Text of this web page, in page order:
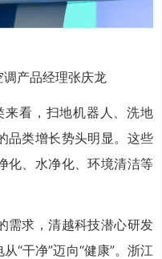
产品经理张庆龙
看，扫地机器人、洗地
品类增长势头明显。这些
化、水净化、环境清洁等
求，清越科技潜心研发
“干净”迈向“健康”。浙江